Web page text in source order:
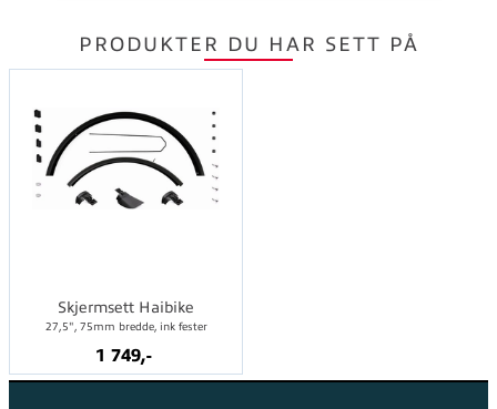
PRODUKTER DU HAR SETT PÅ
Skjermsett Haibike
27,5", 75mm bredde, ink fester
1 749,-